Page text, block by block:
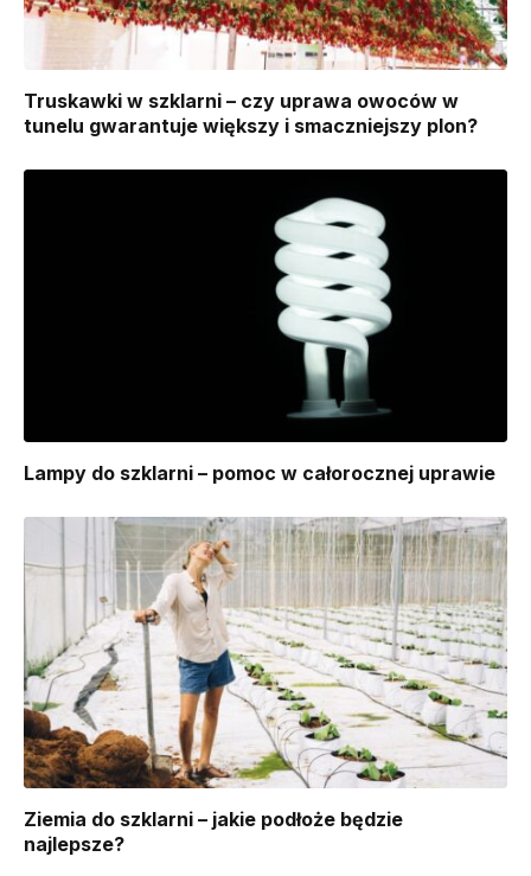
Truskawki w szklarni – czy uprawa owoców w
tunelu gwarantuje większy i smaczniejszy plon?
Lampy do szklarni – pomoc w całorocznej uprawie
Ziemia do szklarni – jakie podłoże będzie
najlepsze?